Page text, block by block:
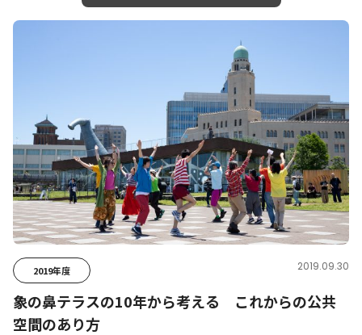
2019年度 2019.09.30
象の鼻テラスの10年から考える これからの公共
空間のあり方